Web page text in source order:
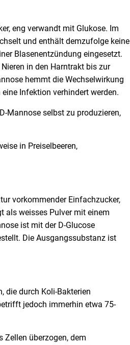
eng verwandt mit Glukose. Im
und enthält demzufolge keine
Blasenentzündung eingesetzt.
in den Harntrakt bis zur
hemmt die Wechselwirkung
Infektion verhindert werden.
Mannose selbst zu produzieren,
in Preiselbeeren,
vorkommender Einfachzucker,
als weisses Pulver mit einem
ist mit der D-Glucose
Die Ausgangssubstanz ist
die durch Koli-Bakterien
jedoch immerhin etwa 75-
Zellen überzogen, dem